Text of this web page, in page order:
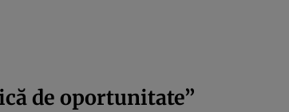
de oportunitate”